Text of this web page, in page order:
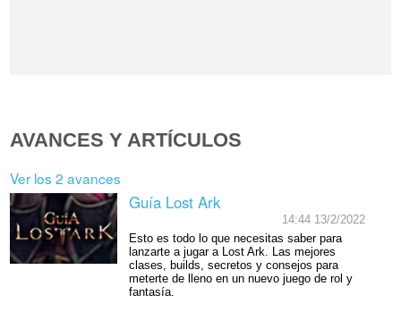
AVANCES Y ARTÍCULOS
Ver los 2 avances
Guía Lost Ark
14:44 13/2/2022
Esto es todo lo que necesitas saber para
lanzarte a jugar a Lost Ark. Las mejores
clases, builds, secretos y consejos para
meterte de lleno en un nuevo juego de rol y
fantasía.